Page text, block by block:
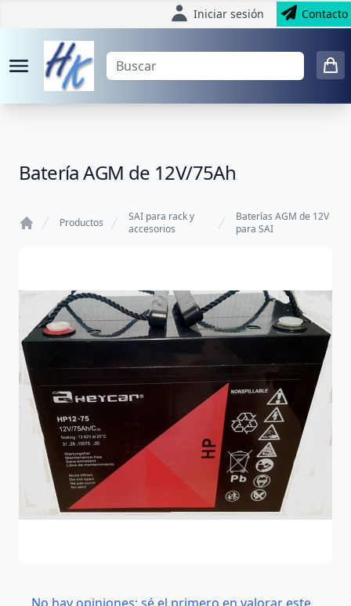
Iniciar sesión Contacto
Batería AGM de 12V/75Ah
Productos
SAI para rack y
accesorios
Baterías AGM de 12V
para SAI